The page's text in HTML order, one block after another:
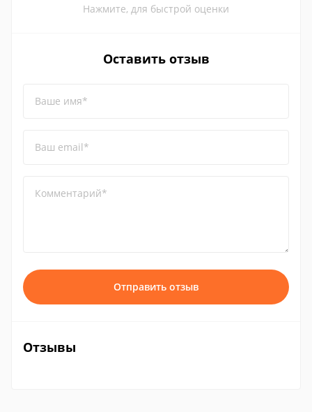
Нажмите, для быстрой оценки
Оставить отзыв
Ваше имя*
Ваш email*
Комментарий*
Отправить отзыв
Отзывы